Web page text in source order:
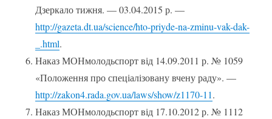
Дзеркало тижня. — 03.04.2015 р. —
http://gazeta.dt.ua/science/hto-priyde-na-zminu-vak-dak-
_.html.
Наказ МОНмолодьспорт від 14.09.2011 р. № 1059
«Положення про спеціалізовану вчену раду». —
http://zakon4.rada.gov.ua/laws/show/z1170-11.
Наказ МОНмолодьспорт від 17.10.2012 р. № 1112